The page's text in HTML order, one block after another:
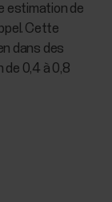
estimation de
Cette
dans des
de 0,4 à 0,8